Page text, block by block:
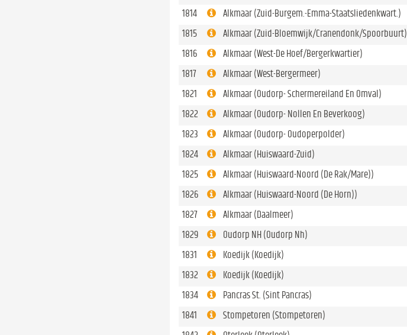
1814
Alkmaar (Zuid-Burgem.-Emma-Staatsliedenkwart.)
1815
Alkmaar (Zuid-Bloemwijk/Cranendonk/Spoorbuurt)
1816
Alkmaar (West-De Hoef/Bergerkwartier)
1817
Alkmaar (West-Bergermeer)
1821
Alkmaar (Oudorp- Schermereiland En Omval)
1822
Alkmaar (Oudorp- Nollen En Beverkoog)
1823
Alkmaar (Oudorp- Oudoperpolder)
1824
Alkmaar (Huiswaard-Zuid)
1825
Alkmaar (Huiswaard-Noord (De Rak/Mare))
1826
Alkmaar (Huiswaard-Noord (De Horn))
1827
Alkmaar (Daalmeer)
1829
Oudorp NH (Oudorp Nh)
1831
Koedijk (Koedijk)
1832
Koedijk (Koedijk)
1834
Pancras St. (Sint Pancras)
1841
Stompetoren (Stompetoren)